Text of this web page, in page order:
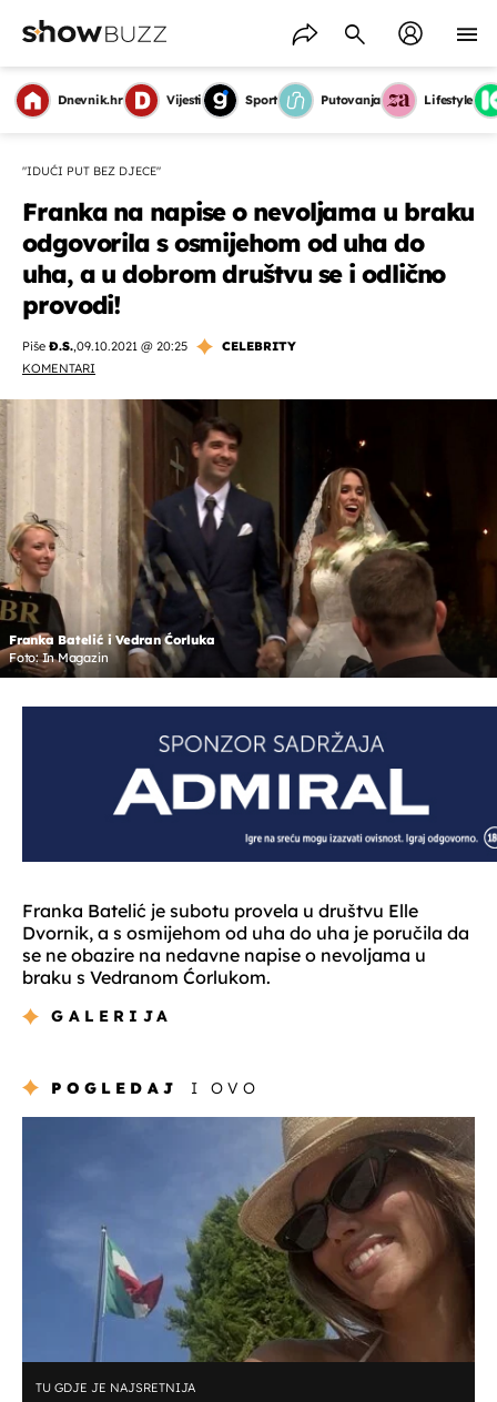
Dnevnik.hr Vijesti Sport Putovanja Lifestyle
"IDUĆI PUT BEZ DJECE"
Franka na napise o nevoljama u braku
odgovorila s osmijehom od uha do
uha, a u dobrom društvu se i odlično
provodi!
Piše Đ.S.,09.10.2021 @ 20:25
CELEBRITY
KOMENTARI
Franka Batelić i Vedran Ćorluka
Foto: In Magazin
Franka Batelić je subotu provela u društvu Elle
Dvornik, a s osmijehom od uha do uha je poručila da
se ne obazire na nedavne napise o nevoljama u
braku s Vedranom Ćorlukom.
GALERIJA
POGLEDAJ I OVO
TU GDJE JE NAJSRETNIJA
OMOGUĆI OBAVIJESTI